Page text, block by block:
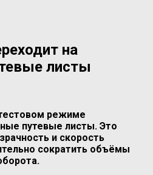
на
листы
режиме
путевые листы. Это
и скорость
сократить объёмы